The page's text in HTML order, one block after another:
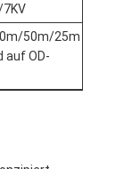
50m/25m
auf OD-